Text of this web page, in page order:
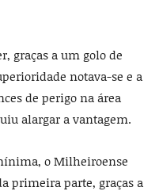
graças a um golo de
notava-se e a
de perigo na área
alargar a vantagem.
o Milheiroense
primeira parte, graças a